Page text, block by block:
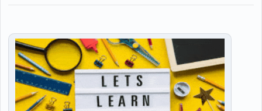
Articles